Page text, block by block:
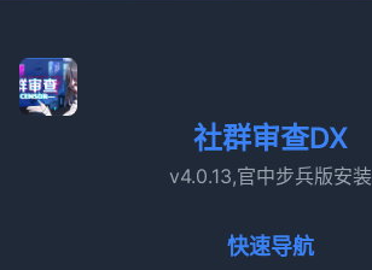
社群审查DX
v4.0.13,官中步兵版安装
快速导航